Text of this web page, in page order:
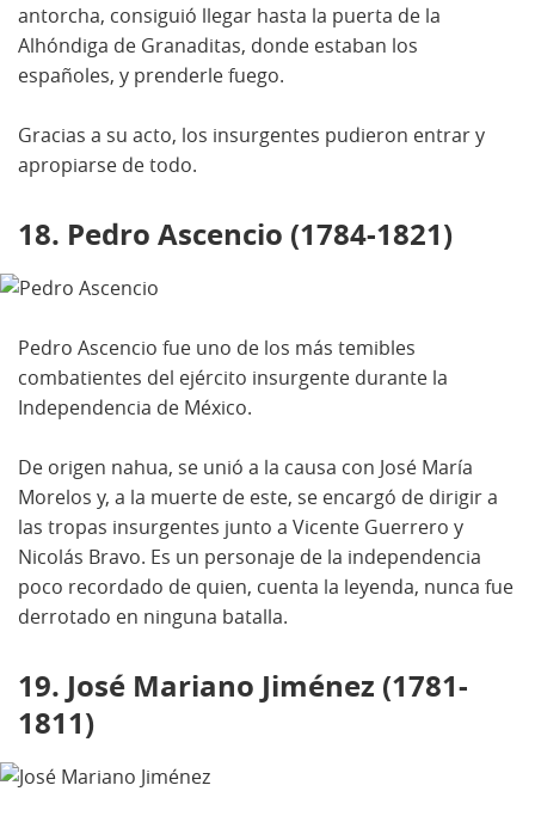
antorcha, consiguió llegar hasta la puerta de la
Alhóndiga de Granaditas, donde estaban los
españoles, y prenderle fuego.
Gracias a su acto, los insurgentes pudieron entrar y
apropiarse de todo.
18. Pedro Ascencio (1784-1821)
Pedro Ascencio fue uno de los más temibles
combatientes del ejército insurgente durante la
Independencia de México.
De origen nahua, se unió a la causa con José María
Morelos y, a la muerte de este, se encargó de dirigir a
las tropas insurgentes junto a Vicente Guerrero y
Nicolás Bravo. Es un personaje de la independencia
poco recordado de quien, cuenta la leyenda, nunca fue
derrotado en ninguna batalla.
19. José Mariano Jiménez (1781-
1811)